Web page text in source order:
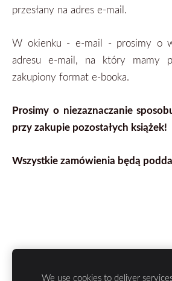
przesłany na adres e-mail.
W okienku - e-mail - prosimy o
adresu e-mail, na który mamy
zakupiony format e-booka.
Prosimy o niezaznaczanie
przy zakupie pozostałych książek!
Wszystkie zamówienia będą
We use cookies to deliver